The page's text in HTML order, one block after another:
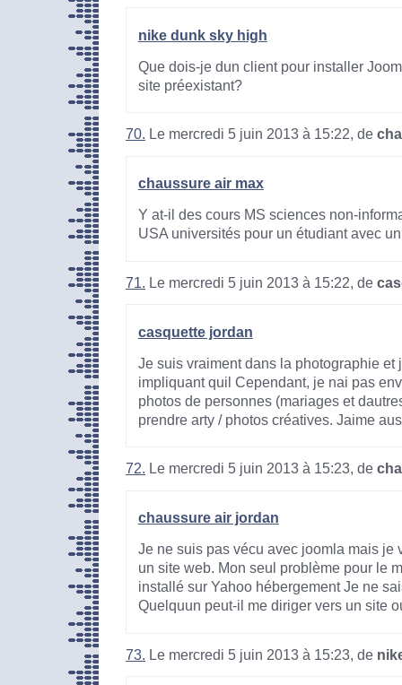
nike dunk sky high
Que dois-je dun client pour installer
site préexistant?
70. Le mercredi 5 juin 2013 à 15:22, de
chaussure air max
Y at-il des cours MS sciences non-
USA universités pour un étudiant avec
71. Le mercredi 5 juin 2013 à 15:22, de
casquette jordan
Je suis vraiment dans la photographie et
impliquant quil Cependant, je nai pas
photos de personnes (mariages et
prendre arty / photos créatives. Jaime
72. Le mercredi 5 juin 2013 à 15:23, de
chaussure air jordan
Je ne suis pas vécu avec joomla mais je
un site web. Mon seul problème pour le
installé sur Yahoo hébergement Je ne
Quelquun peut-il me diriger vers un site
73. Le mercredi 5 juin 2013 à 15:23, de